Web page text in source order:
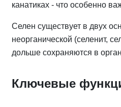
канатиках - что особенно
Селен существует в двух
неорганической (селенит,
дольше сохраняются в
Ключевые